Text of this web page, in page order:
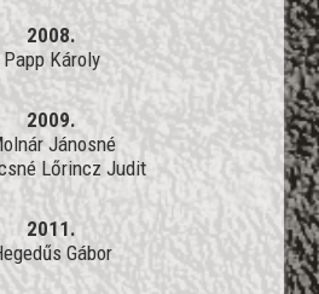
2008.
Papp Károly
2009.
Jánosné
Lőrincz Judit
2011.
Gábor